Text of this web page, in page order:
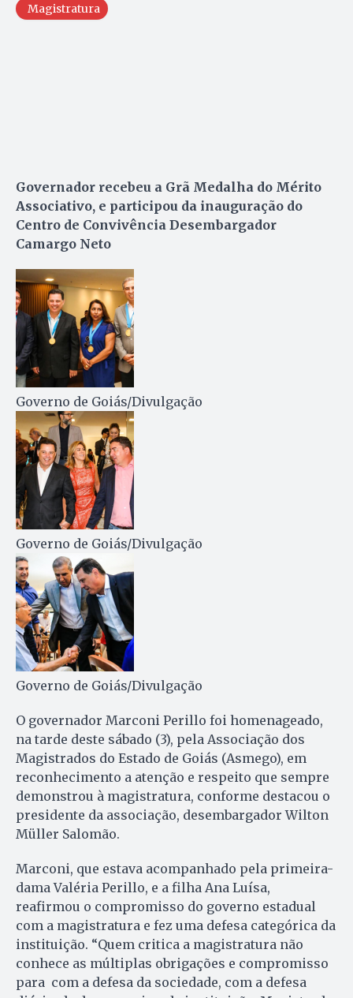
Magistratura
Governador recebeu a Grã Medalha do Mérito
Associativo, e participou da inauguração do
Centro de Convivência Desembargador
Camargo Neto
Governo de Goiás/Divulgação
Governo de Goiás/Divulgação
Governo de Goiás/Divulgação
O governador Marconi Perillo foi homenageado,
na tarde deste sábado (3), pela Associação dos
Magistrados do Estado de Goiás (Asmego), em
reconhecimento a atenção e respeito que sempre
demonstrou à magistratura, conforme destacou o
presidente da associação, desembargador Wilton
Müller Salomão.
Marconi, que estava acompanhado pela primeira-
dama Valéria Perillo, e a filha Ana Luísa,
reafirmou o compromisso do governo estadual
com a magistratura e fez uma defesa categórica da
instituição. “Quem critica a magistratura não
conhece as múltiplas obrigações e compromisso
para com a defesa da sociedade, com a defesa